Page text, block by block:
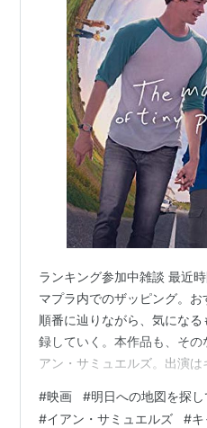
ランキング参加中雑談 最近
マプラ内でのザッピング。
順番に辿りながら、気にな
録していく。本作品も、そ
アン・サミュエルズ。出演は
ORIGINAL作品です。 以下、
#映画 #明日への地図を探し
#イアン・サミュエルズ #